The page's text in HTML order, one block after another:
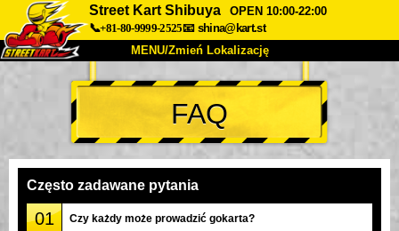
Street Kart Shibuya
OPEN 10:00-22:00
📞+81-80-9999-2525📧 shina@kart.st
MENU/Zmień Lokalizację
TOP
O nas Specyfikacja Cena
Opinie
Firma
Zmień Lokalizację
FAQ
Często zadawane pytania
01 Czy każdy może prowadzić gokarta?